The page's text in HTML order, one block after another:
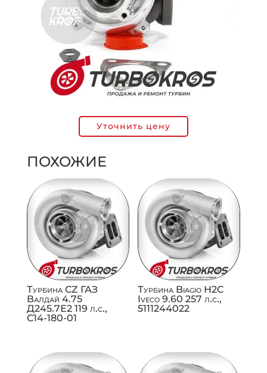
Уточнить цену
ПОХОЖИЕ
Турбина CZ ГАЗ
Валдай 4.75
Д245.7Е2 119 л.с.,
C14-180-01
Турбина Biagio H2C
Iveco 9.60 257 л.с.,
5111244022